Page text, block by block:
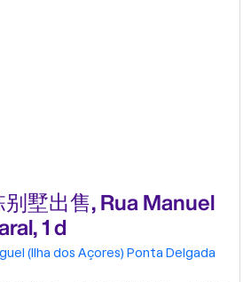
墅出售, Rua Manuel
1 d
(Ilha dos Açores) Ponta Delgada